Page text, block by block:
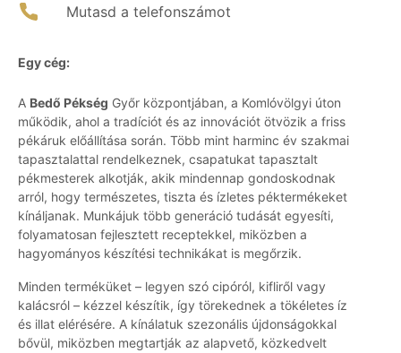
Mutasd a telefonszámot
Egy cég:
A Bedő Pékség Győr központjában, a Komlóvölgyi úton
működik, ahol a tradíciót és az innovációt ötvözik a friss
pékáruk előállítása során. Több mint harminc év szakmai
tapasztalattal rendelkeznek, csapatukat tapasztalt
pékmesterek alkotják, akik mindennap gondoskodnak
arról, hogy természetes, tiszta és ízletes péktermékeket
kínáljanak. Munkájuk több generáció tudását egyesíti,
folyamatosan fejlesztett receptekkel, miközben a
hagyományos készítési technikákat is megőrzik.
Minden terméküket – legyen szó cipóról, kifliről vagy
kalácsról – kézzel készítik, így törekednek a tökéletes íz
és illat elérésére. A kínálatuk szezonális újdonságokkal
bővül, miközben megtartják az alapvető, közkedvelt